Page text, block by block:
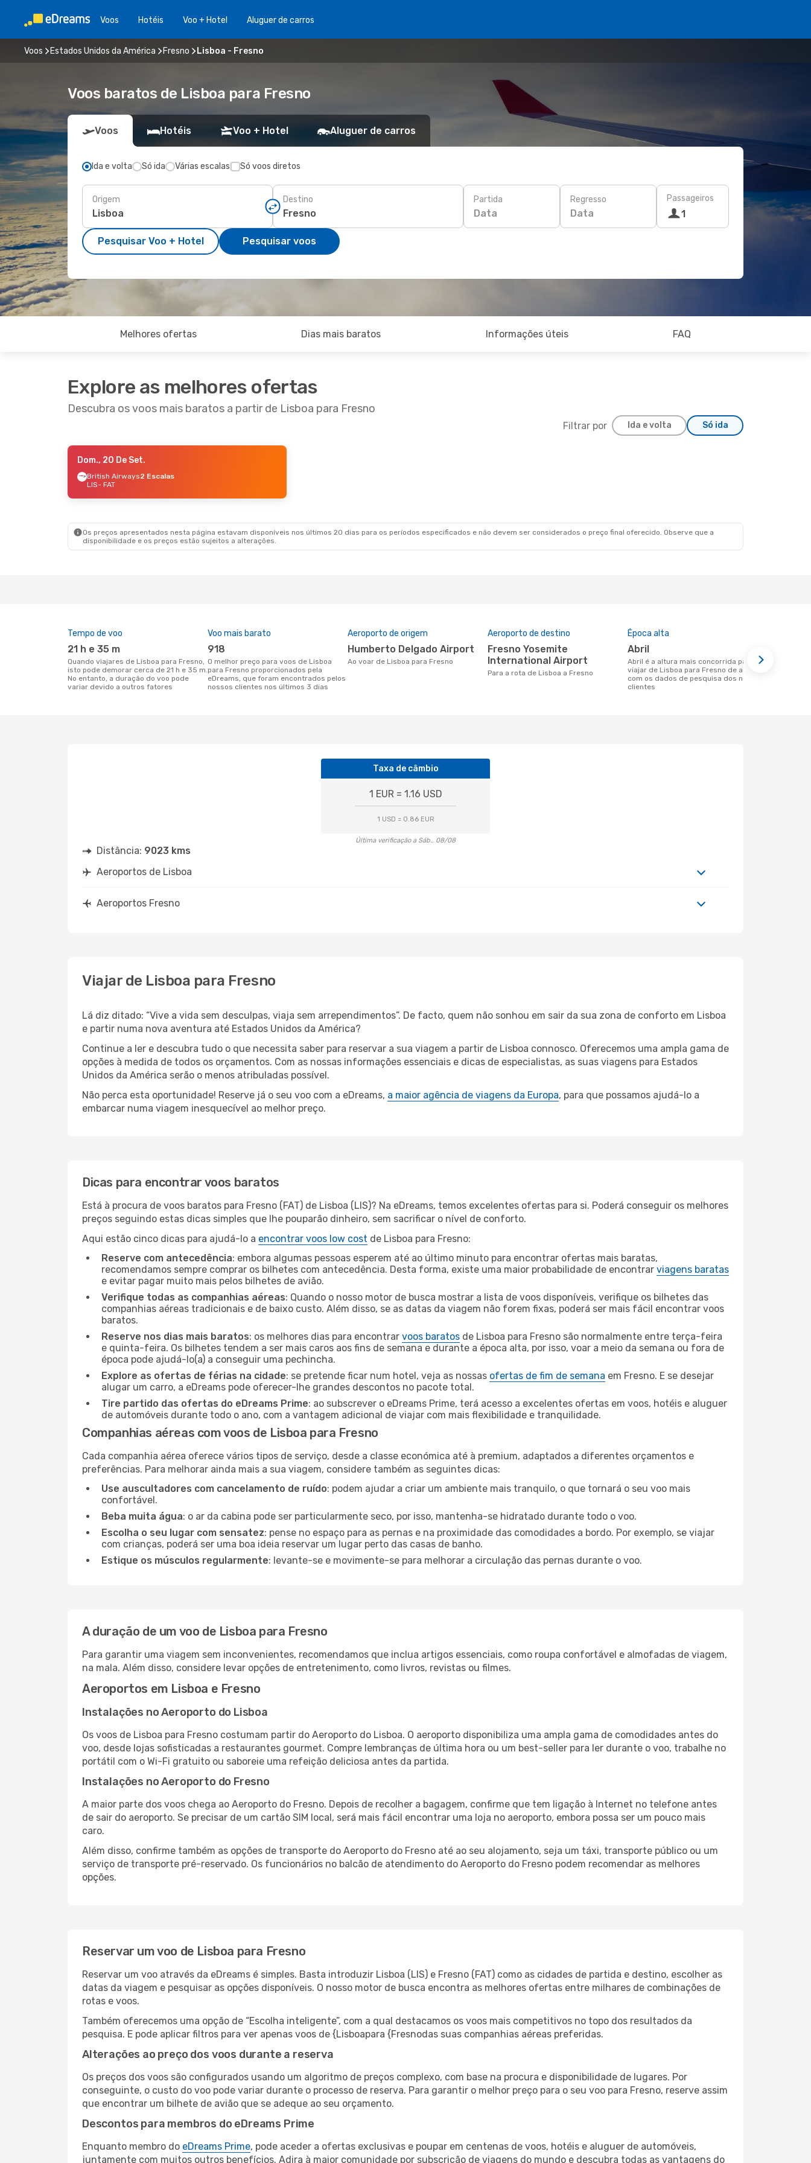
Voos Hotéis Voo + Hotel Aluguer de carros
Voos Estados Unidos da América Fresno Lisboa - Fresno
Voos baratos de Lisboa para Fresno
Voos Hotéis Voo + Hotel Aluguer de carros
Ida e volta Só ida Várias escalas Só voos diretos
Origem Destino Partida
Data
Regresso
Data
Passageiros
1
Pesquisar Voo + Hotel Pesquisar voos
Melhores ofertas Dias mais baratos Informações úteis FAQ
Explore as melhores ofertas
Descubra os voos mais baratos a partir de Lisboa para Fresno
Filtrar por Ida e volta Só ida
- Sáb., 10 De Out.
Dom., 20 De Set.
British Airways2 Escalas
LIS- FAT
Os preços apresentados nesta página estavam disponíveis nos últimos 20 dias para os períodos especificados e não devem ser considerados o preço final oferecido. Observe que a
disponibilidade e os preços estão sujeitos a alterações.
Tempo de voo
21 h e 35 m
Quando viajares de Lisboa para Fresno,
isto pode demorar cerca de 21 h e 35 m.
No entanto, a duração do voo pode
variar devido a outros fatores
Voo mais barato
918
O melhor preço para voos de Lisboa
para Fresno proporcionados pela
eDreams, que foram encontrados pelos
nossos clientes nos últimos 3 dias
Aeroporto de origem
Humberto Delgado Airport
Ao voar de Lisboa para Fresno
Aeroporto de destino
Fresno Yosemite
International Airport
Para a rota de Lisboa a Fresno
Época alta
abril
abril é a altura mais concorrida para
viajar de Lisboa para Fresno de acordo
com os dados de pesquisa dos nossos
clientes
Taxa de câmbio
1 EUR = 1.16 USD
1 USD = 0.86 EUR
Última verificação a Sáb., 08/08
Distância: 9023 kms
Aeroportos de Lisboa
Aeroportos Fresno
Viajar de Lisboa para Fresno
Lá diz ditado: “Vive a vida sem desculpas, viaja sem arrependimentos”. De facto, quem não sonhou em sair da sua zona de conforto em Lisboa
e partir numa nova aventura até Estados Unidos da América?
Continue a ler e descubra tudo o que necessita saber para reservar a sua viagem a partir de Lisboa connosco. Oferecemos uma ampla gama de
opções à medida de todos os orçamentos. Com as nossas informações essenciais e dicas de especialistas, as suas viagens para Estados
Unidos da América serão o menos atribuladas possível.
Não perca esta oportunidade! Reserve já o seu voo com a eDreams, a maior agência de viagens da Europa, para que possamos ajudá-lo a
embarcar numa viagem inesquecível ao melhor preço.
Dicas para encontrar voos baratos
Está à procura de voos baratos para Fresno (FAT) de Lisboa (LIS)? Na eDreams, temos excelentes ofertas para si. Poderá conseguir os melhores
preços seguindo estas dicas simples que lhe pouparão dinheiro, sem sacrificar o nível de conforto.
Aqui estão cinco dicas para ajudá-lo a encontrar voos low cost de Lisboa para Fresno:
Reserve com antecedência: embora algumas pessoas esperem até ao último minuto para encontrar ofertas mais baratas,
recomendamos sempre comprar os bilhetes com antecedência. Desta forma, existe uma maior probabilidade de encontrar viagens baratas
e evitar pagar muito mais pelos bilhetes de avião.
Verifique todas as companhias aéreas: Quando o nosso motor de busca mostrar a lista de voos disponíveis, verifique os bilhetes das
companhias aéreas tradicionais e de baixo custo. Além disso, se as datas da viagem não forem fixas, poderá ser mais fácil encontrar voos
baratos.
Reserve nos dias mais baratos: os melhores dias para encontrar voos baratos de Lisboa para Fresno são normalmente entre terça-feira
e quinta-feira. Os bilhetes tendem a ser mais caros aos fins de semana e durante a época alta, por isso, voar a meio da semana ou fora de
época pode ajudá-lo(a) a conseguir uma pechincha.
Explore as ofertas de férias na cidade: se pretende ficar num hotel, veja as nossas ofertas de fim de semana em Fresno. E se desejar
alugar um carro, a eDreams pode oferecer-lhe grandes descontos no pacote total.
Tire partido das ofertas do eDreams Prime: ao subscrever o eDreams Prime, terá acesso a excelentes ofertas em voos, hotéis e aluguer
de automóveis durante todo o ano, com a vantagem adicional de viajar com mais flexibilidade e tranquilidade.
Companhias aéreas com voos de Lisboa para Fresno
Cada companhia aérea oferece vários tipos de serviço, desde a classe económica até à premium, adaptados a diferentes orçamentos e
preferências. Para melhorar ainda mais a sua viagem, considere também as seguintes dicas:
Use auscultadores com cancelamento de ruído: podem ajudar a criar um ambiente mais tranquilo, o que tornará o seu voo mais
confortável.
Beba muita água: o ar da cabina pode ser particularmente seco, por isso, mantenha-se hidratado durante todo o voo.
Escolha o seu lugar com sensatez: pense no espaço para as pernas e na proximidade das comodidades a bordo. Por exemplo, se viajar
com crianças, poderá ser uma boa ideia reservar um lugar perto das casas de banho.
Estique os músculos regularmente: levante-se e movimente-se para melhorar a circulação das pernas durante o voo.
A duração de um voo de Lisboa para Fresno
Para garantir uma viagem sem inconvenientes, recomendamos que inclua artigos essenciais, como roupa confortável e almofadas de viagem,
na mala. Além disso, considere levar opções de entretenimento, como livros, revistas ou filmes.
Aeroportos em Lisboa e Fresno
Instalações no Aeroporto do Lisboa
Os voos de Lisboa para Fresno costumam partir do Aeroporto do Lisboa. O aeroporto disponibiliza uma ampla gama de comodidades antes do
voo, desde lojas sofisticadas a restaurantes gourmet. Compre lembranças de última hora ou um best-seller para ler durante o voo, trabalhe no
portátil com o Wi-Fi gratuito ou saboreie uma refeição deliciosa antes da partida.
Instalações no Aeroporto do Fresno
A maior parte dos voos chega ao Aeroporto do Fresno. Depois de recolher a bagagem, confirme que tem ligação à Internet no telefone antes
de sair do aeroporto. Se precisar de um cartão SIM local, será mais fácil encontrar uma loja no aeroporto, embora possa ser um pouco mais
caro.
Além disso, confirme também as opções de transporte do Aeroporto do Fresno até ao seu alojamento, seja um táxi, transporte público ou um
serviço de transporte pré-reservado. Os funcionários no balcão de atendimento do Aeroporto do Fresno podem recomendar as melhores
opções.
Reservar um voo de Lisboa para Fresno
Reservar um voo através da eDreams é simples. Basta introduzir Lisboa (LIS) e Fresno (FAT) como as cidades de partida e destino, escolher as
datas da viagem e pesquisar as opções disponíveis. O nosso motor de busca encontra as melhores ofertas entre milhares de combinações de
rotas e voos.
Também oferecemos uma opção de “Escolha inteligente”, com a qual destacamos os voos mais competitivos no topo dos resultados da
pesquisa. E pode aplicar filtros para ver apenas voos de {Lisboapara {Fresnodas suas companhias aéreas preferidas.
Alterações ao preço dos voos durante a reserva
Os preços dos voos são configurados usando um algoritmo de preços complexo, com base na procura e disponibilidade de lugares. Por
conseguinte, o custo do voo pode variar durante o processo de reserva. Para garantir o melhor preço para o seu voo para Fresno, reserve assim
que encontrar um bilhete de avião que se adeque ao seu orçamento.
Descontos para membros do eDreams Prime
Enquanto membro do eDreams Prime, pode aceder a ofertas exclusivas e poupar em centenas de voos, hotéis e aluguer de automóveis,
juntamente com muitos outros benefícios. Adira à maior comunidade por subscrição de viagens do mundo e descubra todas as vantagens do